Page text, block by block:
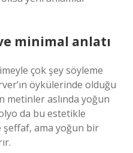
minimal anlatı
çok şey söyleme
öykülerinde olduğu
metinler aslında yoğun
da bu estetikle
şeffaf, ama yoğun bir